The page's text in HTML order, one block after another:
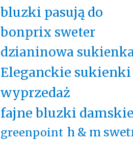
bluzki pasują do
bonprix sweter
dzianinowa
Eleganckie sukienki
wyprzedaż
fajne bluzki damskie
greenpoint h & m